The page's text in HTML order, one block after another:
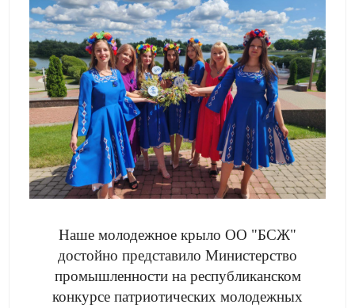
Наше молодежное крыло ОО "БСЖ"
достойно представило Министерство
промышленности на республиканском
конкурсе патриотических молодежных